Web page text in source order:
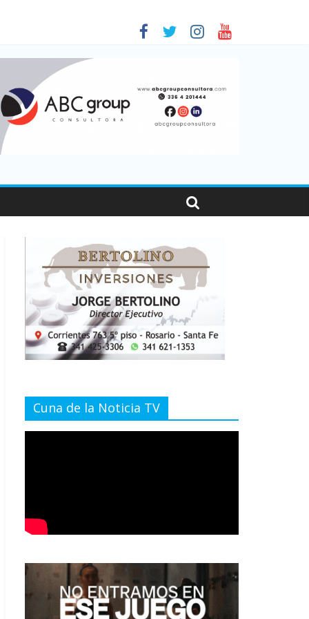
viajaron por el país, un 5,9% más que en 2025
Cuna de la Noticia TV